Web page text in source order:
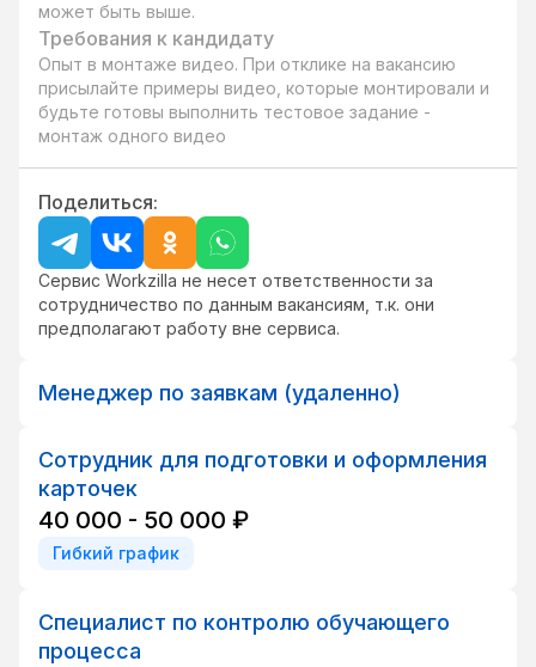
может быть выше.
Требования к кандидату
Опыт в монтаже видео. При отклике на вакансию
присылайте примеры видео, которые монтировали и
будьте готовы выполнить тестовое задание -
монтаж одного видео
Поделиться:
Сервис Workzilla не несет ответственности за
сотрудничество по данным вакансиям, т.к. они
предполагают работу вне сервиса.
Менеджер по заявкам (удаленно)
Сотрудник для подготовки и оформления
карточек
40 000 - 50 000 ₽
Гибкий график
Специалист по контролю обучающего
процесса